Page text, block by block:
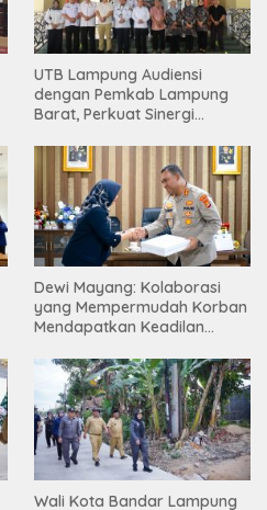
UTB Lampung Audiensi
dengan Pemkab Lampung
Barat, Perkuat Sinergi
Tinggi
Dewi Mayang: Kolaborasi
yang Mempermudah Korban
Mendapatkan Keadilan
Wali Kota Bandar Lampung